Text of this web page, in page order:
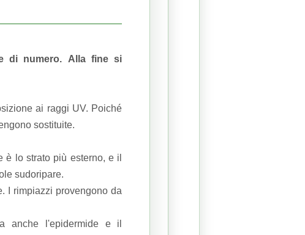
di numero. Alla fine si
ai raggi UV. Poiché
sostituite.
è lo strato più esterno, e il
sudoripare.
I rimpiazzi provengono da
anche l'epidermide e il